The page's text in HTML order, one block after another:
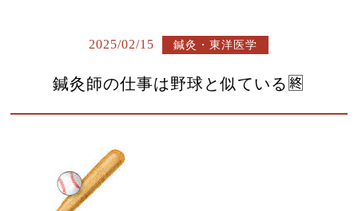
診療時間・アクセス
鍼灸総合治療
2025/02/15 鍼灸・東洋医学
鍼灸師の仕事は野球と似ている🈡